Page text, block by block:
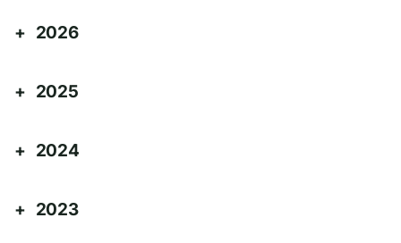
2026
2025
2024
2023